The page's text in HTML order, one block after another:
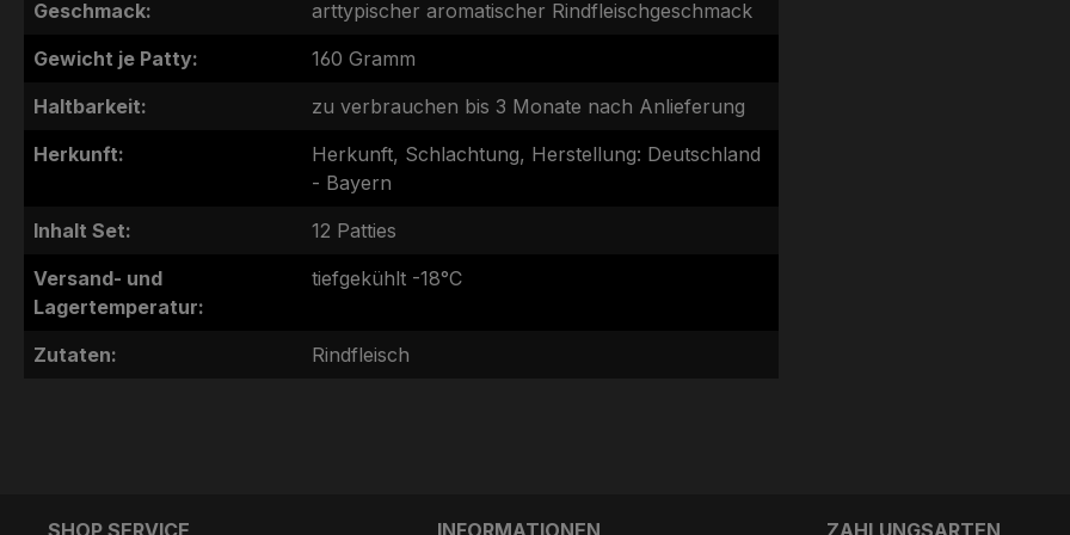
Geschmack:
arttypischer aromatischer Rindfleischgeschmack
Gewicht je Patty:
160 Gramm
Haltbarkeit:
zu verbrauchen bis 3 Monate nach Anlieferung
Herkunft:
Herkunft, Schlachtung, Herstellung: Deutschland
- Bayern
Inhalt Set:
12 Patties
Versand- und
Lagertemperatur:
tiefgekühlt -18°C
Zutaten: Rindfleisch